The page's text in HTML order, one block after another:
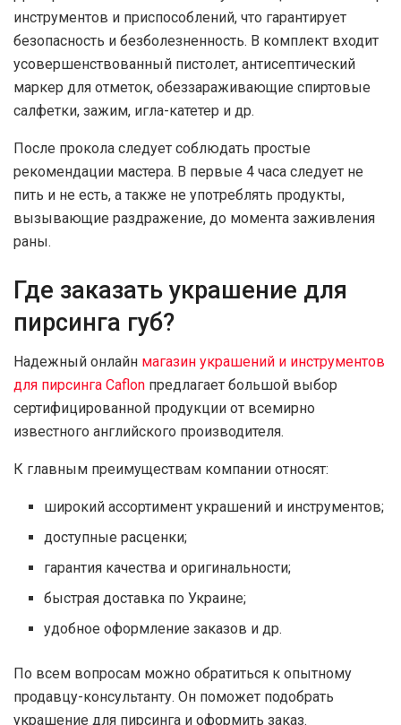
инструментов и приспособлений, что гарантирует
безопасность и безболезненность. В комплект входит
усовершенствованный пистолет, антисептический
маркер для отметок, обеззараживающие спиртовые
салфетки, зажим, игла-катетер и др.
После прокола следует соблюдать простые
рекомендации мастера. В первые 4 часа следует не
пить и не есть, а также не употреблять продукты,
вызывающие раздражение, до момента заживления
раны.
Где заказать украшение для
пирсинга губ?
Надежный онлайн магазин украшений и инструментов
для пирсинга Caflon предлагает большой выбор
сертифицированной продукции от всемирно
известного английского производителя.
К главным преимуществам компании относят:
широкий ассортимент украшений и инструментов;
доступные расценки;
гарантия качества и оригинальности;
быстрая доставка по Украине;
удобное оформление заказов и др.
По всем вопросам можно обратиться к опытному
продавцу-консультанту. Он поможет подобрать
украшение для пирсинга и оформить заказ.